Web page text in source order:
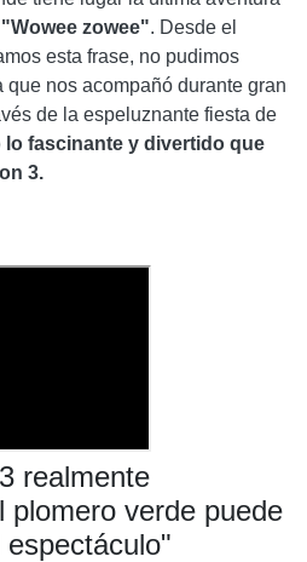
"Wowee zowee". Desde el
esta frase, no pudimos
que nos acompañó durante gran
de la espeluznante fiesta de
fascinante y divertido que
3.
realmente
plomero verde puede